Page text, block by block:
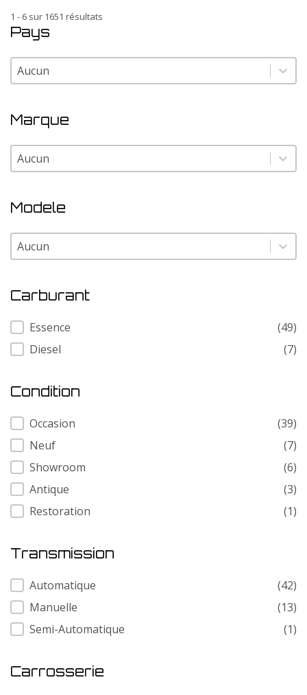
1 - 6 sur 1651 résultats
Pays
Pays
Pays
Marque
Marque
Marque
Modele
Modele
Modele
Carburant
Carburant
Essence
(49)
Diesel
(7)
Condition
Condition
Occasion
(39)
Neuf
(7)
Showroom
(6)
Antique
(3)
Restoration
(1)
Transmission
Transmission
Automatique
(42)
Manuelle
(13)
Semi-Automatique
(1)
Carrosserie